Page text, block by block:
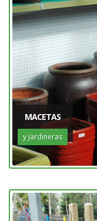
MACETAS
y jardineras